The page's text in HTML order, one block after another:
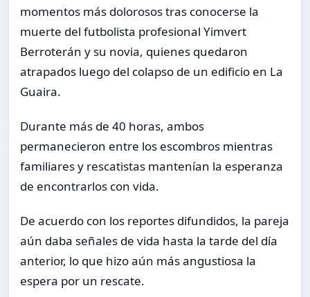
momentos más dolorosos tras conocerse la
muerte del futbolista profesional Yimvert
Berroterán y su novia, quienes quedaron
atrapados luego del colapso de un edificio en La
Guaira.
Durante más de 40 horas, ambos
permanecieron entre los escombros mientras
familiares y rescatistas mantenían la esperanza
de encontrarlos con vida.
De acuerdo con los reportes difundidos, la pareja
aún daba señales de vida hasta la tarde del día
anterior, lo que hizo aún más angustiosa la
espera por un rescate.